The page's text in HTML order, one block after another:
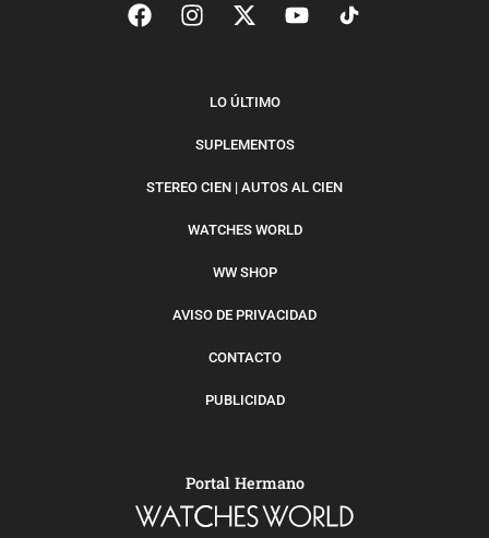
LO ÚLTIMO
SUPLEMENTOS
STEREO CIEN | AUTOS AL CIEN
WATCHES WORLD
WW SHOP
AVISO DE PRIVACIDAD
CONTACTO
PUBLICIDAD
Portal Hermano